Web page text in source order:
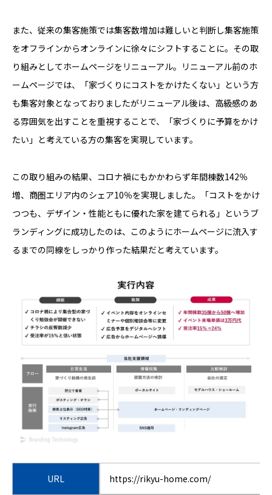
また、従来の集客施策では集客数増加は難しいと判断し集客施策
をオフラインからオンラインに徐々にシフトすることに。その取
り組みとしてホームページをリニューアル。リニューアル前のホ
ームページでは、「家づくりにコストをかけたくない」という方
も集客対象となっておりましたがリニューアル後は、高級感のあ
る雰囲気を出すことを重視することで、「家づくりに予算をかけ
たい」と考えている方の集客を実現しています。
この取り組みの結果、コロナ禍にもかかわらず年間棟数142％
増、商圏エリア内のシェア10％を実現しました。「コストをかけ
つつも、デザイン・性能ともに優れた家を建てられる」というブ
ランディングに成功したのは、このようにホームページに流入す
るまでの同線をしっかり作った結果だと考えています。
URL https://rikyu-home.com/